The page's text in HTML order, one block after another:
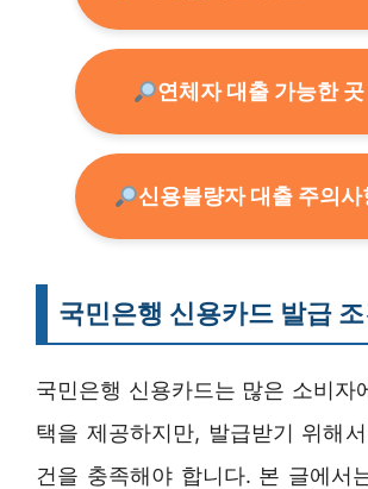
연체자 대출 가능한 곳
신용불량자 대출 주의사
국민은행 신용카드 발급
국민은행 신용카드는 많은 소비자
택을 제공하지만, 발급받기 위해
건을 충족해야 합니다. 본 글에서